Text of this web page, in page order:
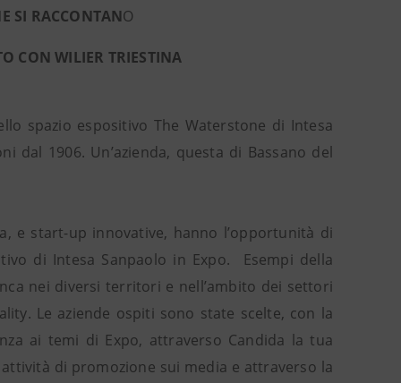
SI RACCONTANO
CON WILIER TRIESTINA
spazio espositivo The Waterstone di Intesa
dal 1906. Un’azienda, questa di Bassano del
e start-up innovative, hanno l’opportunità di
di Intesa Sanpaolo in Expo. Esempi della
nei diversi territori e nell’ambito dei settori
Le aziende ospiti sono state scelte, con la
ai temi di Expo, attraverso Candida la tua
di promozione sui media e attraverso la